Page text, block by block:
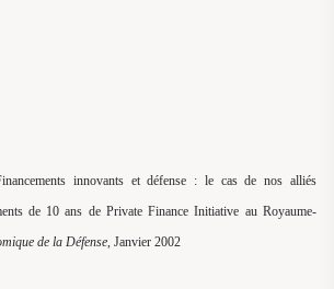
innovants et défense : le cas de nos alliés
de 10 ans de Private Finance Initiative au Royaume-
de la Défense, Janvier 2002